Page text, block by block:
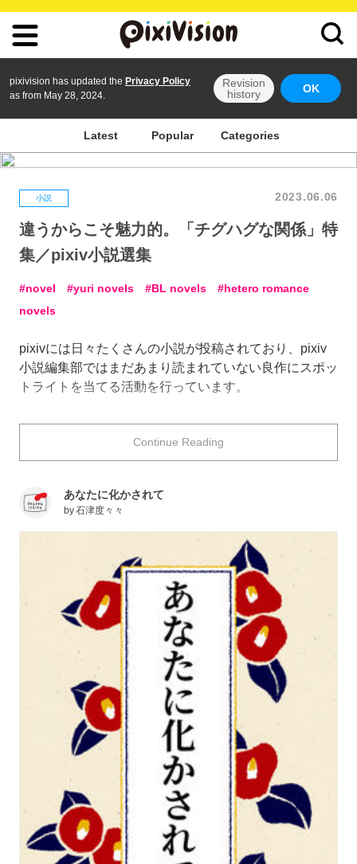
pixivision has updated the Privacy Policy
as from May 28, 2024.
Revision
history
OK
Latest Popular Categories
小説 2023.06.06
違うからこそ魅力的。「チグハグな関係」特
集／pixiv小説選集
novel yuri novels BL novels
hetero romance
novels
pixivには日々たくさんの小説が投稿されており、pixiv
小説編集部ではまだあまり読まれていない良作にスポッ
トライトを当てる活動を行っています。
今回のテーマは「チグハグな関係」に関する小説特集！
種族の異なる相手への片思いから有名人との秘密の恋ま
合、男女の恋愛など幅広く集めてみました！
チグハグな部分に悩みながらも気持ちを伝え合うふたり
から目が離せない、そんな心動かされる物語をお楽しみ
Continue Reading
あなたに化かされて
by石津度々々